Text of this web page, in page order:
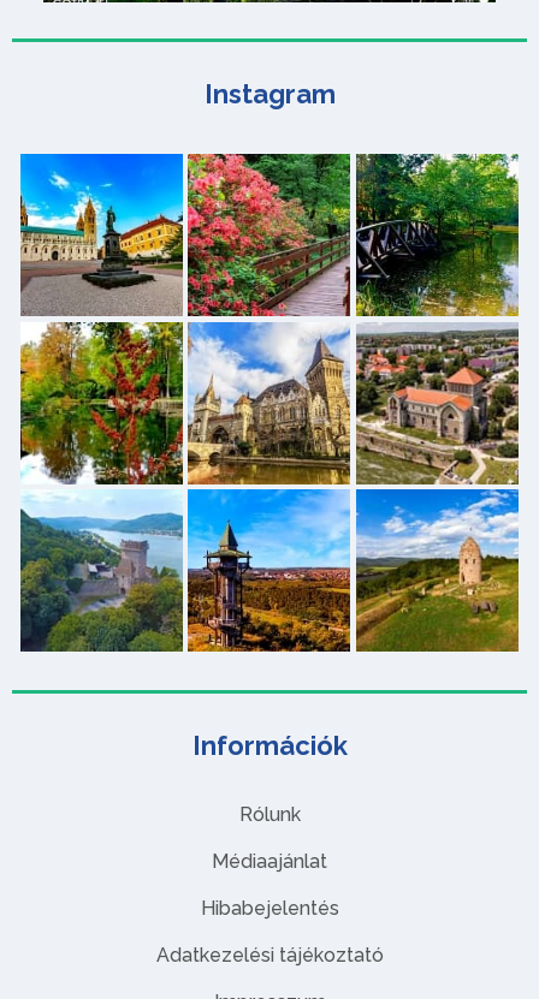
Információk
Rólunk
Médiaajánlat
Hibabejelentés
Adatkezelési tájékoztató
Instagram